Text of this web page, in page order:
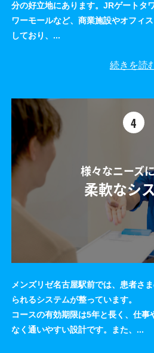
分の好立地にあります。JRゲートタ
ワーモールなど、商業施設やオフィ
しており、 ...
続きを読
4
様々なニーズ
柔軟なシ
メンズリゼ名古屋駅前では、患者さ
られるシステムが整っています。
コースの有効期限は5年と長く、仕
なく通いやすい設計です。また、 ...